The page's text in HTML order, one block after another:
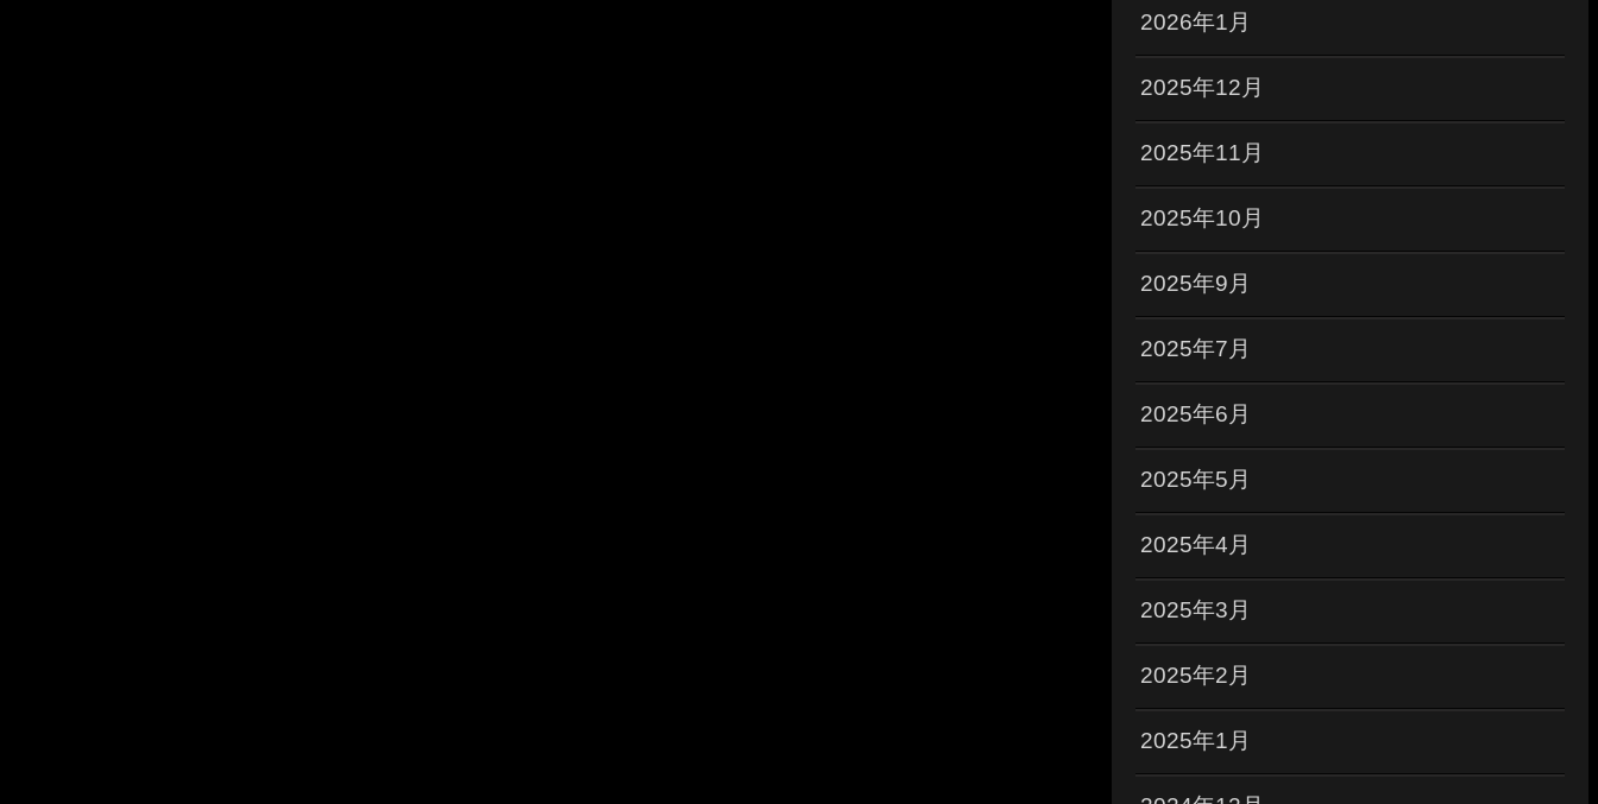
2026年1月
2025年12月
2025年11月
2025年10月
2025年9月
2025年7月
2025年6月
2025年5月
2025年4月
2025年3月
2025年2月
2025年1月